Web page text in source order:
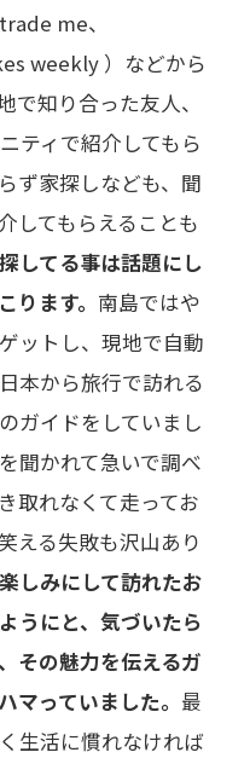
me、
weekly ）などから
で知り合った友人、
ティで紹介してもら
ず家探しなども、聞
してもらえることも
してる事は話題にし
ります。 南島ではや
ットし、現地で自動
本から旅行で訪れる
ガイドをしていまし
聞かれて急いで調べ
取れなくて走ってお
える失敗も沢山あり
しみにして訪れたお
うにと、気づいたら
その魅力を伝えるガ
マっていました。 最
生活に慣れなければ